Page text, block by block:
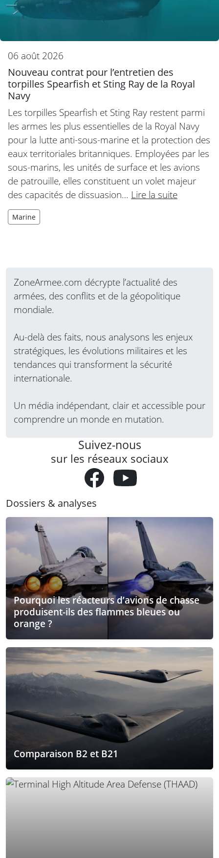
06 août 2026
Nouveau contrat pour l’entretien des
torpilles Spearfish et Sting Ray de la Royal
Navy
Les torpilles Spearfish et Sting Ray restent parmi
les armes les plus essentielles de la Royal Navy
pour la lutte anti-sous-marine et la protection des
eaux territoriales britanniques. Employées par les
sous-marins, les unités de surface et les avions
de patrouille, elles constituent un volet majeur
des capacités de dissuasion… Lire la suite
Marine
ZoneArmee.com décrypte l’actualité des
armées, des conflits et de la géopolitique
mondiale.
Au-delà des faits, nous analysons les enjeux
stratégiques, les évolutions militaires et les
tendances qui transforment la sécurité
internationale.
Un média indépendant, clair et accessible pour
comprendre un monde en mutation.
Suivez-nous
sur les réseaux sociaux
Dossiers & analyses
Pourquoi les réacteurs d’avions de chasse
produisent-ils des flammes bleues ou
orange ?
Comparaison B2 et B21